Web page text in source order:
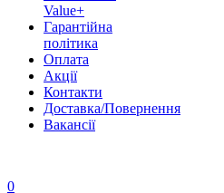
Value+
Гарантійна
політика
Оплата
Акції
Контакти
Доставка/Повернення
Вакансії
0